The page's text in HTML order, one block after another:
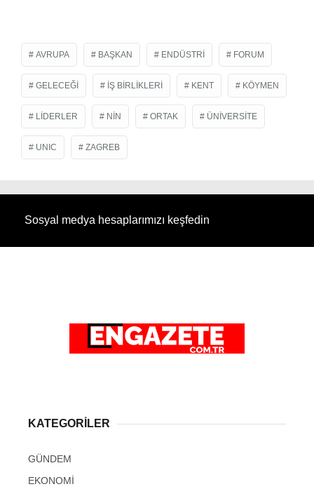
AVRUPA BAŞKAN ENDÜSTRI FORUM
GELECEĞI İŞ BIRLIKLERI KENT KÖYMEN
LIDERLER NIN ORTAK ÜNIVERSITE
UNIC ZAGREB
Sosyal medya hesaplarımızı keşfedin
KATEGORİLER
GÜNDEM
EKONOMİ